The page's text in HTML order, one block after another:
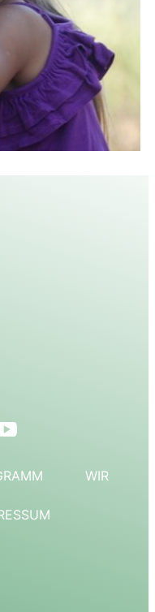
WIR